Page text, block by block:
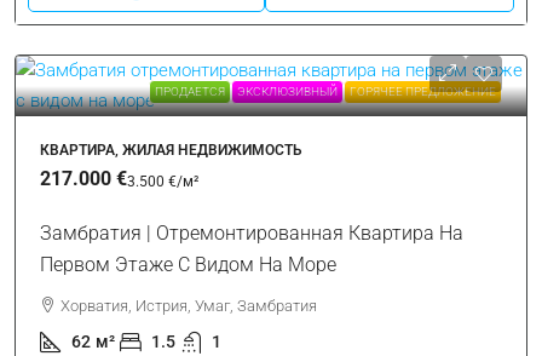
ПРОДАЕТСЯ ЭКСКЛЮЗИВНЫЙ ГОРЯЧЕЕ ПРЕДЛОЖЕНИЕ
КВАРТИРА, ЖИЛАЯ НЕДВИЖИМОСТЬ
217.000 €3.500 €/м²
Замбратия | Отремонтированная Квартира На
Первом Этаже С Видом На Море
Хорватия, Истрия, Умаг, Замбратия
62 м² 1.5 1